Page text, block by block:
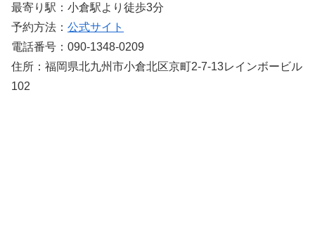
最寄り駅：小倉駅より徒歩3分
予約方法： 公式サイト
電話番号：090-1348-0209
住所：福岡県北九州市小倉北区京町2-7-13レインボービル
102